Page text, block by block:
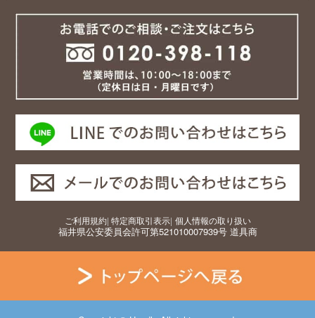
ご利用規約| 特定商取引表示| 個人情報の取り扱い
福井県公安委員会許可第521010007939号 道具商